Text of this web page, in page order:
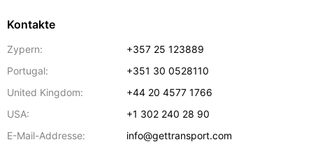
Kontakte
Zypern:
+357 25 123889
Portugal:
+351 30 0528110
United Kingdom:
+44 20 4577 1766
USA:
+1 302 240 28 90
E-Mail-Addresse:
info@gettransport.com